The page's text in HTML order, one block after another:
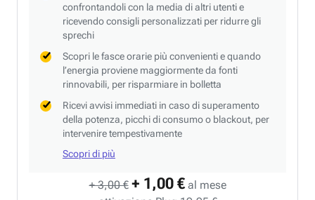
+ 3,00 € + 1,00 € al mese
confrontandoli con la media di altri utenti e
ricevendo consigli personalizzati per ridurre gli
sprechi
Scopri le fasce orarie più convenienti e quando
l’energia proviene maggiormente da fonti
rinnovabili, per risparmiare in bolletta
Ricevi avvisi immediati in caso di superamento
della potenza, picchi di consumo o blackout, per
intervenire tempestivamente
Scopri di più